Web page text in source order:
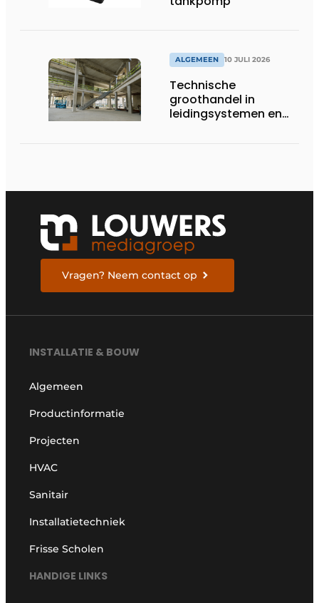
ALGEMEEN 10 JULI 2026
Technische
groothandel in
leidingsystemen en
Vragen? Neem contact op
INSTALLATIE & BOUW
Algemeen
Productinformatie
Projecten
HVAC
Sanitair
Installatietechniek
Frisse Scholen
HANDIGE LINKS